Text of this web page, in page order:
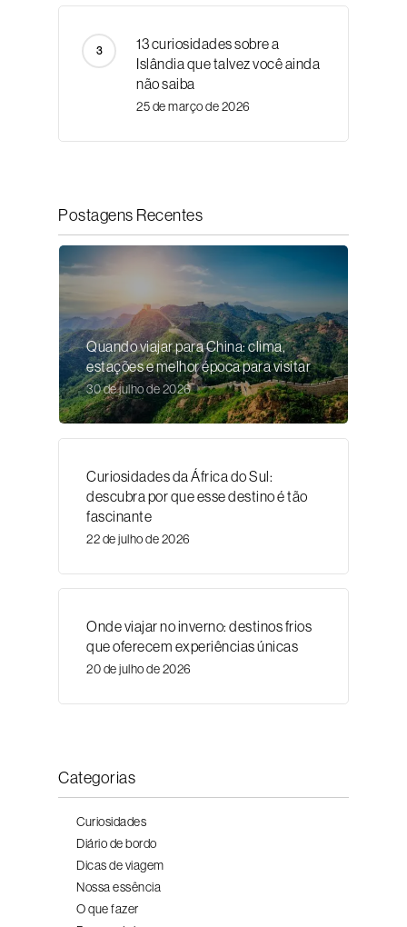
13 curiosidades sobre a
Islândia que talvez você ainda
não saiba
25 de março de 2026
Postagens Recentes
Quando viajar para China: clima,
estações e melhor época para visitar
30 de julho de 2026
Curiosidades da África do Sul:
descubra por que esse destino é tão
fascinante
22 de julho de 2026
Onde viajar no inverno: destinos frios
que oferecem experiências únicas
20 de julho de 2026
Categorias
Curiosidades
Diário de bordo
Dicas de viagem
Nossa essência
O que fazer